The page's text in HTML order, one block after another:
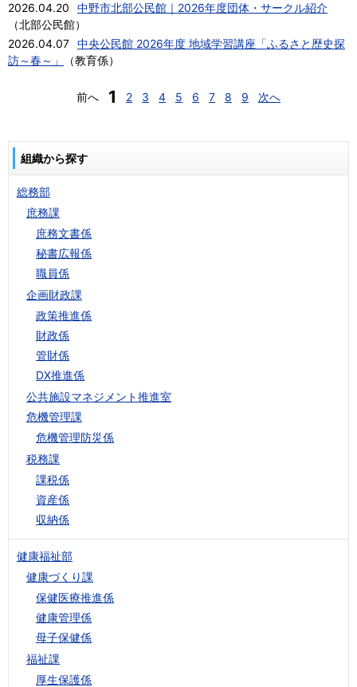
2026.04.20
中野市北部公民館｜2026年度団体・サークル紹介
（北部公民館）
2026.04.07 中央公民館 2026年度 地域学習講座「ふるさと歴史探
訪～春～」
（教育係）
前へ 1 2 3 4 5 6 7 8 9 次へ
組織から探す
総務部
庶務課
庶務文書係
秘書広報係
職員係
企画財政課
政策推進係
財政係
管財係
DX推進係
公共施設マネジメント推進室
危機管理課
危機管理防災係
税務課
課税係
資産係
収納係
健康福祉部
健康づくり課
保健医療推進係
健康管理係
母子保健係
福祉課
厚生保護係